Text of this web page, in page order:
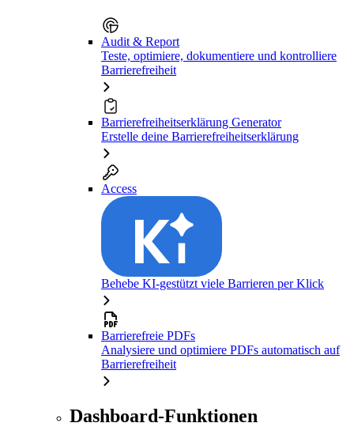
Audit & Report
Teste, optimiere, dokumentiere und kontrolliere
Barrierefreiheit
Barrierefreiheitserklärung Generator
Erstelle deine Barrierefreiheitserklärung
Access
Behebe KI-gestützt viele Barrieren per Klick
Barrierefreie PDFs
Analysiere und optimiere PDFs automatisch auf
Barrierefreiheit
Dashboard-Funktionen